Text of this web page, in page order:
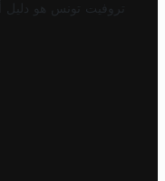
تروفيت تونس هو دليل